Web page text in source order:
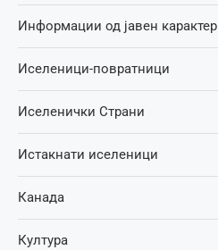
Информации од јавен карактер
Иселеници-повратници
Иселенички Страни
Истакнати иселеници
Канада
Култура